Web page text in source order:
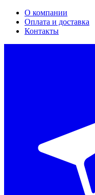
О компании
Оплата и доставка
Контакты